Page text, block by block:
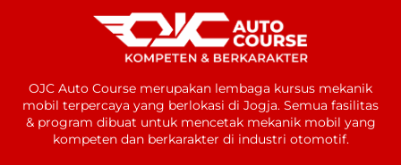
OJC Auto Course merupakan lembaga kursus mekanik
mobil terpercaya yang berlokasi di Jogja. Semua fasilitas
& program dibuat untuk mencetak mekanik mobil yang
kompeten dan berkarakter di industri otomotif.